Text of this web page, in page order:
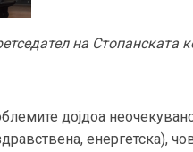
на Стопанската
дојдоа
енергетска),